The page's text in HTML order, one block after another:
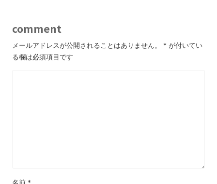
comment
メールアドレスが公開されることはありません。 * が付いてい
る欄は必須項目です
名前 *